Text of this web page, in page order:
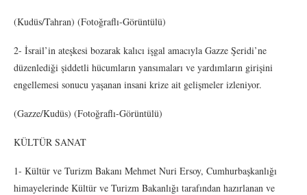
(Kudüs/Tahran) (Fotoğraflı-Görüntülü)
2- İsrail’in ateşkesi bozarak kalıcı işgal amacıyla Gazze Şeridi’ne
düzenlediği şiddetli hücumların yansımaları ve yardımların girişini
engellemesi sonucu yaşanan insani krize ait gelişmeler izleniyor.
(Gazze/Kudüs) (Fotoğraflı-Görüntülü)
KÜLTÜR SANAT
1- Kültür ve Turizm Bakanı Mehmet Nuri Ersoy, Cumhurbaşkanlığı
himayelerinde Kültür ve Turizm Bakanlığı tarafından hazırlanan ve